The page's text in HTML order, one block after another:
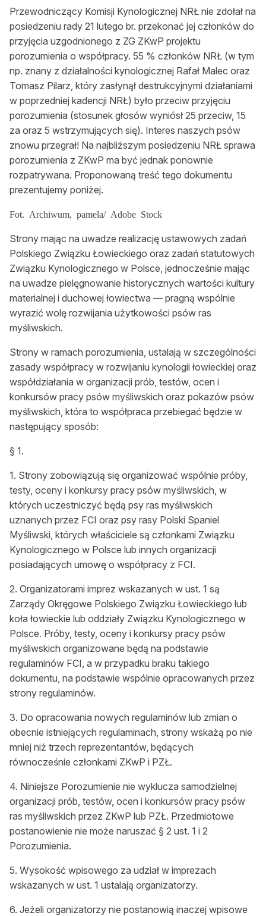
Ludzie
Archiwum
Okresy polowań
Słońce i księżyc
O nas
O nas
Gdzie kupić BŁ
Mediakits (PDF)
Ogłoszenia drobne
Przeglądaj ogłoszenia
Zamów ogłoszenie on-line
Zamów ogłoszenie do druku
Prenumerata
Kontakt
Przewodniczący Komisji Kynologicznej NRŁ nie zdołał na
posiedzeniu rady 21 lutego br. przekonać jej członków do
przyjęcia uzgodnionego z ZG ZKwP projektu
porozumienia o współpracy. 55 % członków NRŁ (w tym
np. znany z działalności kynologicznej Rafał Malec oraz
Tomasz Pilarz, który zasłynął destrukcyjnymi działaniami
w poprzedniej kadencji NRŁ) było przeciw przyjęciu
porozumienia (stosunek głosów wyniósł 25 przeciw, 15
za oraz 5 wstrzymujących się). Interes naszych psów
znowu przegrał! Na najbliższym posiedzeniu NRŁ sprawa
porozumienia z ZKwP ma być jednak ponownie
rozpatrywana. Proponowaną treść tego dokumentu
prezentujemy poniżej.
Fot. Archiwum, pamela/ Adobe Stock
Strony mając na uwadze realizację ustawowych zadań
Polskiego Związku Łowieckiego oraz zadań statutowych
Związku Kynologicznego w Polsce, jednocześnie mając
na uwadze pielęgnowanie historycznych wartości kultury
materialnej i duchowej łowiectwa — pragną wspólnie
wyrazić wolę rozwijania użytkowości psów ras
myśliwskich.
Strony w ramach porozumienia, ustalają w szczególności
zasady współpracy w rozwijaniu kynologii łowieckiej oraz
współdziałania w organizacji prób, testów, ocen i
konkursów pracy psów myśliwskich oraz pokazów psów
myśliwskich, która to współpraca przebiegać będzie w
następujący sposób:
§ 1.
1. Strony zobowiązują się organizować wspólnie próby,
testy, oceny i konkursy pracy psów myśliwskich, w
których uczestniczyć będą psy ras myśliwskich
uznanych przez FCI oraz psy rasy Polski Spaniel
Myśliwski, których właściciele są członkami Związku
Kynologicznego w Polsce lub innych organizacji
posiadających umowę o współpracy z FCI.
2. Organizatorami imprez wskazanych w ust. 1 są
Zarządy Okręgowe Polskiego Związku Łowieckiego lub
koła łowieckie lub oddziały Związku Kynologicznego w
Polsce. Próby, testy, oceny i konkursy pracy psów
myśliwskich organizowane będą na podstawie
regulaminów FCI, a w przypadku braku takiego
dokumentu, na podstawie wspólnie opracowanych przez
strony regulaminów.
3. Do opracowania nowych regulaminów lub zmian o
obecnie istniejących regulaminach, strony wskażą po nie
mniej niż trzech reprezentantów, będących
równocześnie członkami ZKwP i PZŁ.
4. Niniejsze Porozumienie nie wyklucza samodzielnej
organizacji prób, testów, ocen i konkursów pracy psów
ras myśliwskich przez ZKwP lub PZŁ. Przedmiotowe
postanowienie nie może naruszać § 2 ust. 1 i 2
Porozumienia.
5. Wysokość wpisowego za udział w imprezach
wskazanych w ust. 1 ustalają organizatorzy.
6. Jeżeli organizatorzy nie postanowią inaczej wpisowe